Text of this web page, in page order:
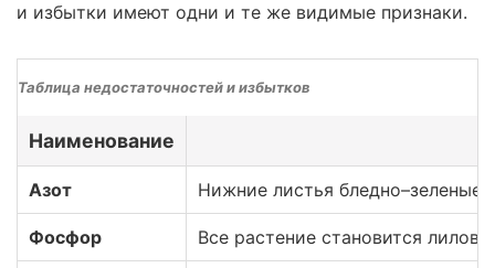
и избытки имеют одни и те же видимые признаки.
Таблица недостаточностей и избытков
Наименование
Азот Нижние листья бледно–зеленые,
Фосфор Все растение становится